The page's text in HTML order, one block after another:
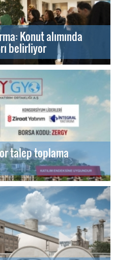
Konut alımında
belirliyor
talep toplama